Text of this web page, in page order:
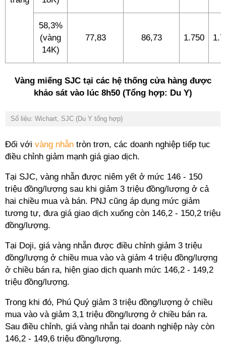
58,3%
(vàng
14K)
77,83 86,73 1.750
Vàng miếng SJC tại các hệ thống cửa hàng được
khảo sát vào lúc 8h50 (Tổng hợp: Du Y)
Số liệu: Wichart, SJC (Du Y tổng hợp)
Đối với vàng nhẫn tròn trơn, các doanh nghiệp tiếp tục
điều chỉnh giảm mạnh giá giao dịch.
Tại SJC, vàng nhẫn được niêm yết ở mức 146 - 150
triệu đồng/lượng sau khi giảm 3 triệu đồng/lượng ở cả
hai chiều mua và bán. PNJ cũng áp dụng mức giảm
tương tự, đưa giá giao dịch xuống còn 146,2 - 150,2 triệu
đồng/lượng.
Tại Doji, giá vàng nhẫn được điều chỉnh giảm 3 triệu
đồng/lượng ở chiều mua vào và giảm 4 triệu đồng/lượng
ở chiều bán ra, hiện giao dịch quanh mức 146,2 - 149,2
triệu đồng/lượng.
Trong khi đó, Phú Quý giảm 3 triệu đồng/lượng ở chiều
mua vào và giảm 3,1 triệu đồng/lượng ở chiều bán ra.
Sau điều chỉnh, giá vàng nhẫn tại doanh nghiệp này còn
146,2 - 149,6 triệu đồng/lượng.